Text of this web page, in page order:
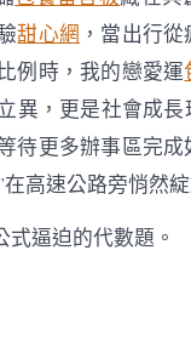
甜心網 ，當出行
例時，我的戀愛運
異，更是社會成
更多辦事區完成
高速公路旁悄然綻
逼迫的代數題。